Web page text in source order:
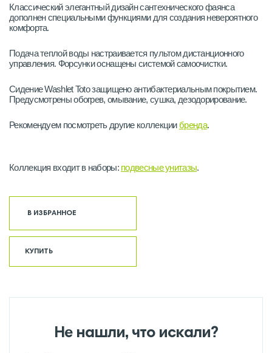
Классический элегантный дизайн сантехнического фаянса
дополнен специальными функциями для создания невероятного
комфорта.
Подача теплой воды настраивается пультом дистанционного
управления. Форсунки оснащены системой самоочистки.
Сидение Washlet Toto защищено антибактериальным покрытием.
Предусмотрены обогрев, омывание, сушка, дезодорирование.
Рекомендуем посмотреть другие коллекциибренда.
Коллекция входит в наборы: подвесные унитазы.
В ИЗБРАННОЕ
КУПИТЬ
Не нашли, что искали?